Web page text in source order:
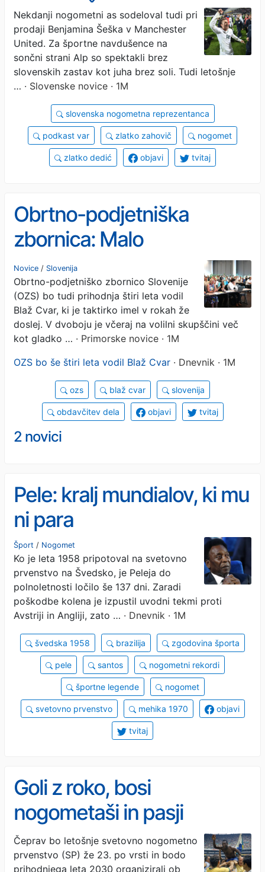
kariero: Če bi se takrat
vrnil domov, bi prišel kot
poraženec
Nekdanji nogometni as sodeloval tudi pri
prodaji Benjamina Šeška v Manchester
United. Za športne navdušence na
sončni strani Alp so spektakli brez
slovenskih zastav kot juha brez soli. Tudi letošnje
… · Slovenske novice · 1M
slovenska nogometna reprezentanca
podkast var zlatko zahovič nogomet
zlatko dedić objavi tvitaj
Obrtno-podjetniška
zbornica: Malo
gospodarstvo potrebuje
veter v jadra
Novice / Slovenija
Obrtno-podjetniško zbornico Slovenije
(OZS) bo tudi prihodnja štiri leta vodil
Blaž Cvar, ki je taktirko imel v rokah že
doslej. V dvoboju je včeraj na volilni skupščini več
kot gladko … · Primorske novice · 1M
OZS bo še štiri leta vodil Blaž Cvar · Dnevnik · 1M
ozs blaž cvar slovenija
obdavčitev dela objavi tvitaj
2 novici
Pele: kralj mundialov, ki mu
ni para
Šport / Nogomet
Ko je leta 1958 pripotoval na svetovno
prvenstvo na Švedsko, je Peleja do
polnoletnosti ločilo še 137 dni. Zaradi
poškodbe kolena je izpustil uvodni tekmi proti
Avstriji in Angliji, zato … · Dnevnik · 1M
švedska 1958 brazilija zgodovina športa
pele santos nogometni rekordi
športne legende nogomet
svetovno prvenstvo mehika 1970 objavi
tvitaj
Goli z roko, bosi
nogometaši in pasji
detektiv Pickles: bizarne
zgodbe svetovnih
Čeprav bo letošnje svetovno nogometno
prvenstvo (SP) že 23. po vrsti in bodo
prihodnjega leta 2030 organizirali ob